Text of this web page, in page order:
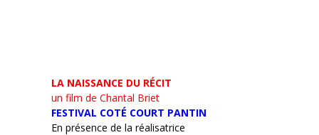
LA NAISSANCE DU RÉCIT
un film de Chantal Briet
FESTIVAL COTÉ COURT PANTIN
En présence de la réalisatrice